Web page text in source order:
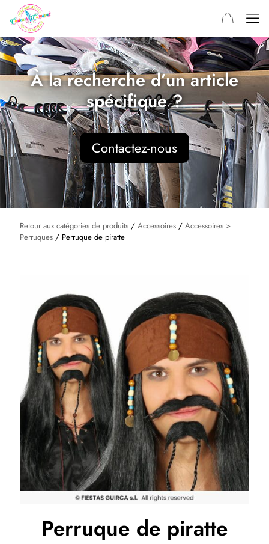
À la recherche d’un article
spécifique ?
Contactez-nous
Retour aux catégories de produits / Accessoires / Accessoires >
Perruques / Perruque de piratte
Perruque de piratte